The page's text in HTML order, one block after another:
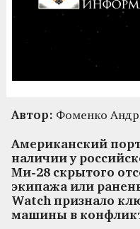
Автор: Фоменко
Американский
наличии у
Ми-28 скрытого
экипажа или
Watch признало
машины в